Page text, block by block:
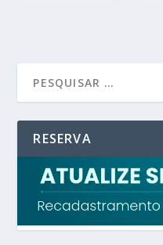
RESERVA